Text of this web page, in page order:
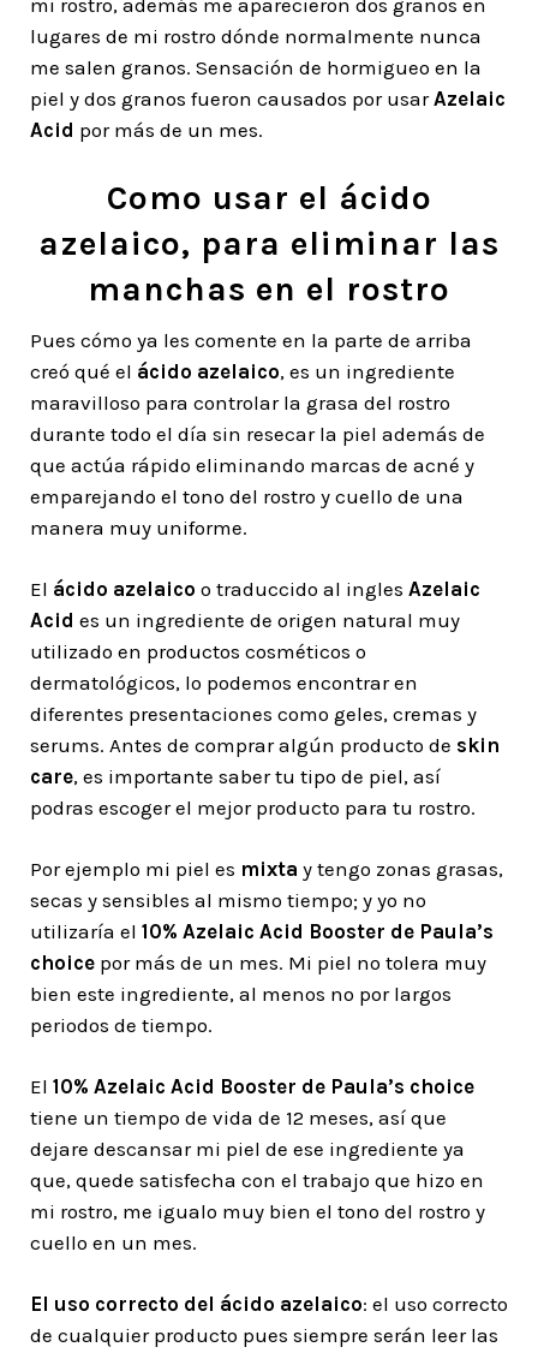
mi rostro, además me aparecieron dos granos en
lugares de mi rostro dónde normalmente nunca
me salen granos. Sensación de hormigueo en la
piel y dos granos fueron causados por usarAzelaic
Acid por más de un mes.
Como usar el ácido
azelaico, para eliminar las
manchas en el rostro
Pues cómo ya les comente en la parte de arriba
creó qué el ácido azelaico, es un ingrediente
maravilloso para controlar la grasa del rostro
durante todo el día sin resecar la piel además de
que actúa rápido eliminando marcas de acné y
emparejando el tono del rostro y cuello de una
manera muy uniforme.
El ácido azelaico o traduccido al ingles Azelaic
Acid es un ingrediente de origen natural muy
utilizado en productos cosméticos o
dermatológicos, lo podemos encontrar en
diferentes presentaciones como geles, cremas y
serums. Antes de comprar algún producto de skin
care, es importante saber tu tipo de piel, así
podras escoger el mejor producto para tu rostro.
Por ejemplo mi piel es mixta y tengo zonas grasas,
secas y sensibles al mismo tiempo; y yo no
utilizaría el 10% Azelaic Acid Booster de Paula’s
choice por más de un mes. Mi piel no tolera muy
bien este ingrediente, al menos no por largos
periodos de tiempo.
El 10% Azelaic Acid Booster de Paula’s choice
tiene un tiempo de vida de 12 meses, así que
dejare descansar mi piel de ese ingrediente ya
que, quede satisfecha con el trabajo que hizo en
mi rostro, me igualo muy bien el tono del rostro y
cuello en un mes.
El uso correcto del ácido azelaico: el uso correcto
de cualquier producto pues siempre serán leer las